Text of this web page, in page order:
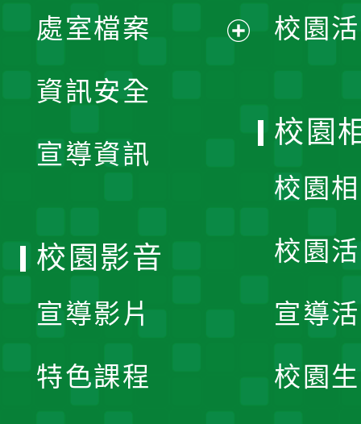
單
處室檔案
資訊安全
宣導資訊
校園
校園
校園
校園
宣導
校園
校園影音
宣導影片
特色課程